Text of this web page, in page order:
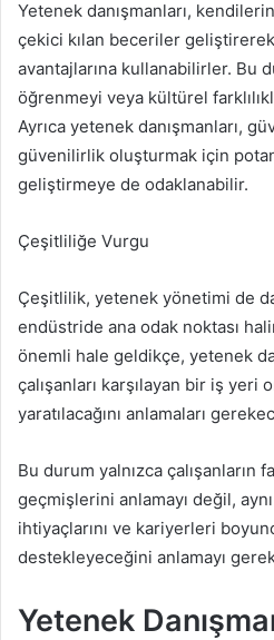
Yetenek danışmanları,
çekici kılan beceriler
avantajlarına kullanabilirler. Bu
öğrenmeyi veya kültürel
Ayrıca yetenek danışmanları,
güvenilirlik oluşturmak için
geliştirmeye de odaklanabilir.
Çeşitliliğe Vurgu
Çeşitlilik, yetenek yönetimi de
endüstride ana odak noktası
önemli hale geldikçe, yetenek
çalışanları karşılayan bir iş yeri
yaratılacağını anlamaları
Bu durum yalnızca çalışanların
geçmişlerini anlamayı değil,
ihtiyaçlarını ve kariyerleri
destekleyeceğini anlamayı
Yetenek